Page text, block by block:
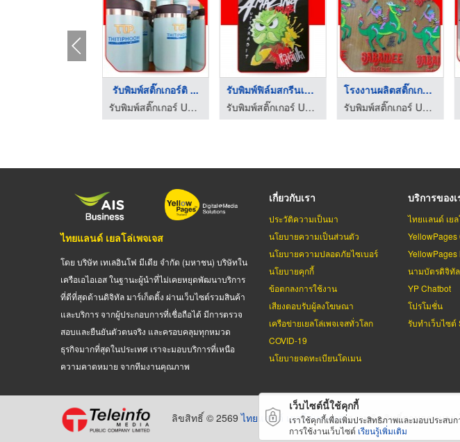
รับพิมพ์สติ๊กเกอร์ติ ...
รับพิมพ์สติ๊กเกอร์ UV DTF ติดวัสดุผิวเรียบ สกรีนเสื้อรีดร้อน
รับพิมพ์ฟิล์มสกรีนเส ...
รับพิมพ์สติ๊กเกอร์ UV DTF ติดวัสดุผิวเรียบ สกรีนเสื้อรีดร้อน
โรงงานผลิตสติ๊กเกอร์ ...
รับพิมพ์สติ๊กเกอร์ UV DTF ติดวัสดุผิวเรียบ สกรีนเสื้อรีดร้อน
ไทยแลนด์ เยลโล่เพจเจส
โดย บริษัท เทเลอินโฟ มีเดีย จำกัด (มหาชน) บริษัทใน
เครือเอไอเอส ในฐานะผู้นำที่ไม่เคยหยุดพัฒนาบริการ
ที่ดีที่สุดด้านดิจิทัล มาร์เก็ตติ้ง ผ่านเว็บไซต์รวมสินค้า
และบริการ จากผู้ประกอบการที่เชื่อถือได้ มีการตรวจ
สอบและยืนยันตัวตนจริง และครอบคลุมทุกหมวด
ธุรกิจมากที่สุดในประเทศ เราจะมอบบริการที่เหนือ
ความคาดหมาย จากทีมงานคุณภาพ
เกี่ยวกับเรา
ประวัติความเป็นมา
นโยบายความเป็นส่วนตัว
นโยบายความปลอดภัยไซเบอร์
นโยบายคุกกี้
ข้อตกลงการใช้งาน
เสียงตอบรับผู้ลงโฆษณา
เครือข่ายเยลโล่เพจเจสทั่วโลก
COVID-19
นโยบายจดทะเบียนโดเมน
บริการของเ
ไทยแลนด์ เยล
YellowPages
YellowPages
นามบัตรดิจิทัล
YP Chatbot
โปรโมชั่น
รับทำเว็บไซต์
ลิขสิทธิ์ © 2569ไทยแลนด์ เยลโล่เพจเจสสงวนลิขสิทธิ์ตามกฏหมาย
เว็บไซต์นี้ใช้คุกกี้
เราใช้คุกกี้เพื่อเพิ่มประสิทธิภาพและมอบประส
การใช้งานเว็บไซต์ เรียนรู้เพิ่มเติม